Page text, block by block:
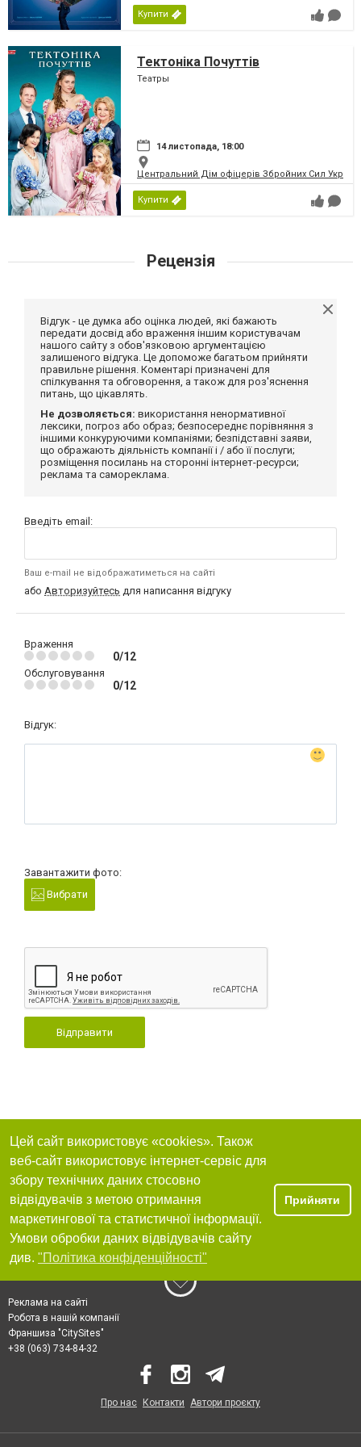
Купити
Тектоніка Почуттів
Театры
14 листопада, 18:00
Центральний Дім офіцерів Збройних Сил
Купити
Рецензія
Відгук - це думка або оцінка людей, які бажають
передати досвід або враження іншим користувачам
нашого сайту з обов'язковою аргументацією
залишеного відгука. Це допоможе багатьом прийняти
правильне рішення. Коментарі призначені для
спілкування та обговорення, а також для роз'яснення
питань, що цікавлять.
Не дозволяється: використання ненормативної
лексики, погроз або образ; безпосереднє порівняння з
іншими конкуруючими компаніями; безпідставні заяви,
що ображають діяльність компанії і / або її послуги;
розміщення посилань на сторонні інтернет-ресурси;
реклама та самореклама.
Введіть email:
Ваш e-mail не відображатиметься на сайті
або Авторизуйтесь для написання відгуку
Враження
0/12
Обслуговування
0/12
Відгук:
Завантажити фото:
Вибрати
Відправити
Цей сайт використовує «cookies». Також
веб-сайт використовує інтернет-сервіс для
збору технічних даних стосовно
відвідувачів з метою отримання
маркетингової та статистичної інформації.
Умови обробки даних відвідувачів сайту
див. "Політика конфіденційності"
Прийняти
Реклама на сайті
Робота в нашій компанії
Франшиза "CitySites"
+38 (063) 734-84-32
Про нас Контакти Автори проєкту